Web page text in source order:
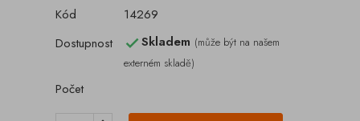
Kód
14269
Dostupnost
Skladem (může být na našem
externém skladě)
Počet